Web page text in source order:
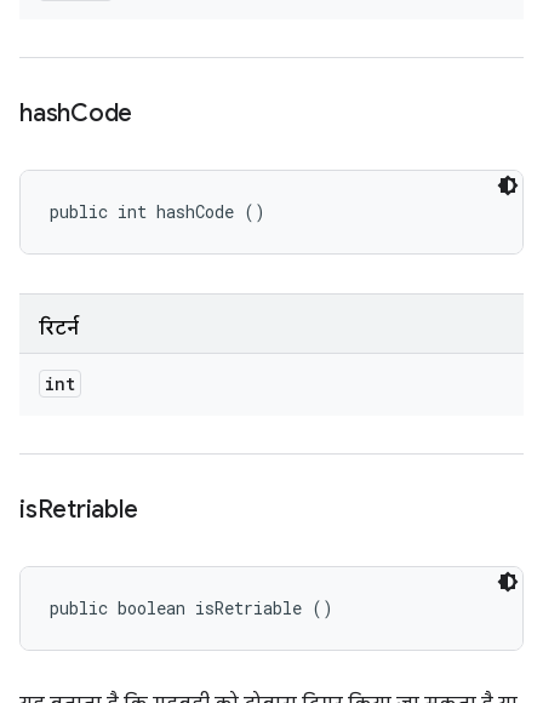
hashCode
public int hashCode ()
रिटर्न
int
isRetriable
public boolean isRetriable ()